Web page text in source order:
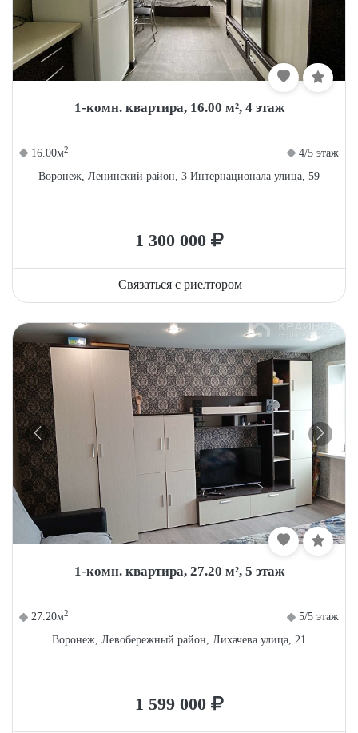
1-комн. квартира, 16.00 м², 4 этаж
16.00м2
4/5 этаж
Воронеж, Ленинский район, 3 Интернационала улица, 59
1 300 000
Связаться с риелтором
1-комн. квартира, 27.20 м², 5 этаж
27.20м2
5/5 этаж
Воронеж, Левобережный район, Лихачева улица, 21
1 599 000